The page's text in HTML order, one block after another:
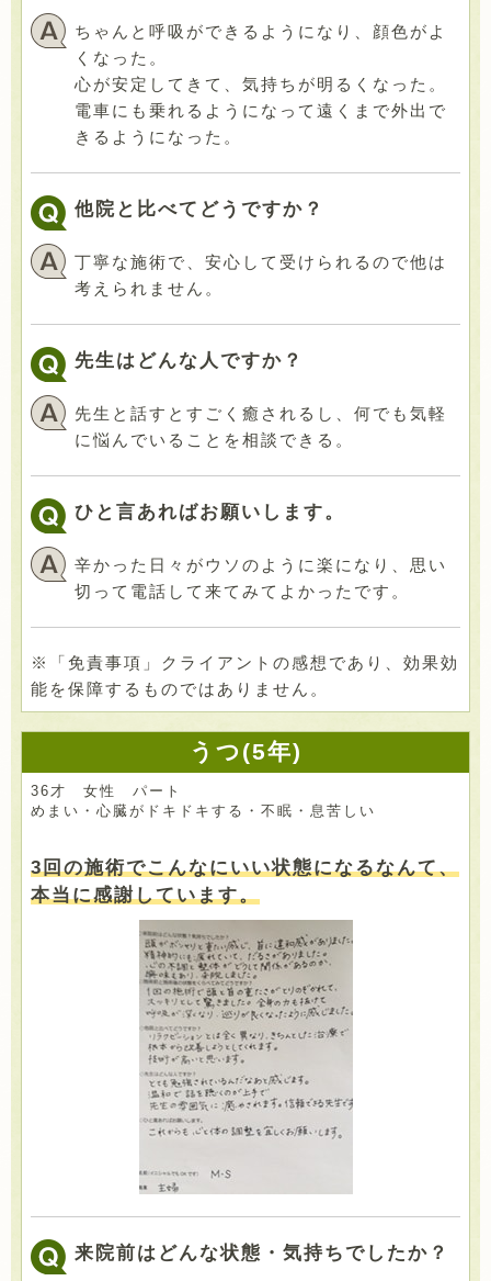
ちゃんと呼吸ができるようになり、顔色がよ
くなった。
心が安定してきて、気持ちが明るくなった。
電車にも乗れるようになって遠くまで外出で
きるようになった。
他院と比べてどうですか？
丁寧な施術で、安心して受けられるので他は
考えられません。
先生はどんな人ですか？
先生と話すとすごく癒されるし、何でも気軽
に悩んでいることを相談できる。
ひと言あればお願いします。
辛かった日々がウソのように楽になり、思い
切って電話して来てみてよかったです。
※「免責事項」クライアントの感想であり、効果効
能を保障するものではありません。
うつ(5年)
36才 女性 パート
めまい・心臓がドキドキする・不眠・息苦しい
3回の施術でこんなにいい状態になるなんて、
本当に感謝しています。
来院前はどんな状態・気持ちでしたか？